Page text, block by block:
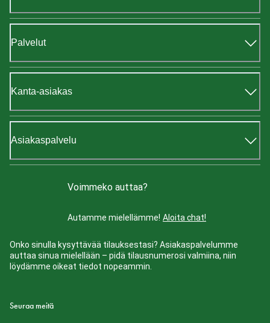
Palvelut
Kanta-asiakas
Asiakaspalvelu
Voimmeko auttaa?
Autamme mielellämme! Aloita chat!
Onko sinulla kysyttävää tilauksestasi? Asiakaspalvelumme
auttaa sinua mielellään – pidä tilausnumerosi valmiina, niin
löydämme oikeat tiedot nopeammin.
Seuraa meitä